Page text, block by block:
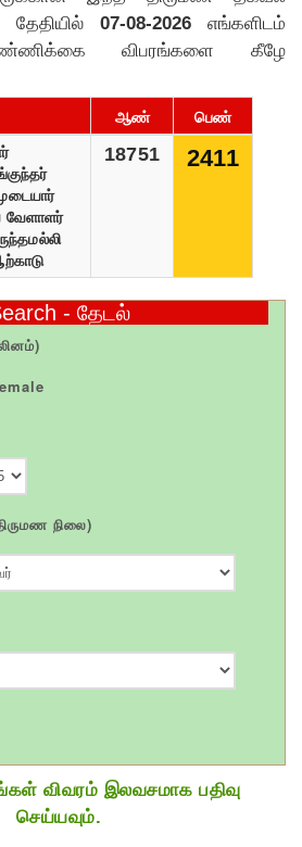
07-08-2026 எங்களிடம்
விபரங்களை கீழே
ஆண்
பெண்
வேளாளர்
18751 2411
- தேடல்
நிலை)
விவரம் இலவசமாக பதிவு
செய்யவும்.